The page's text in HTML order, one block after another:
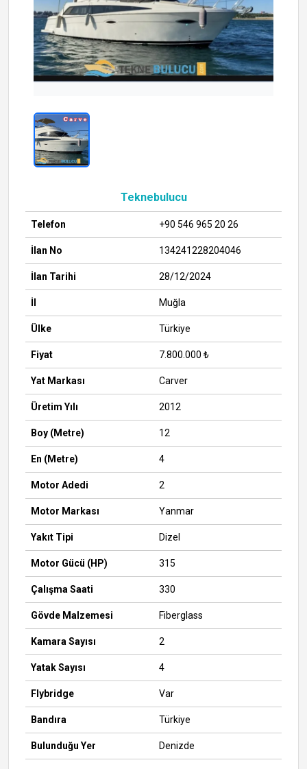
Teknebulucu
Telefon +90 546 965 20 26
İlan No 134241228204046
İlan Tarihi 28/12/2024
İl Muğla
Ülke Türkiye
Fiyat 7.800.000 ₺
Yat Markası Carver
Üretim Yılı 2012
Boy (Metre) 12
En (Metre) 4
Motor Adedi 2
Motor Markası Yanmar
Yakıt Tipi Dizel
Motor Gücü (HP) 315
Çalışma Saati 330
Gövde Malzemesi Fiberglass
Kamara Sayısı 2
Yatak Sayısı 4
Flybridge Var
Bandıra Türkiye
Bulunduğu Yer Denizde